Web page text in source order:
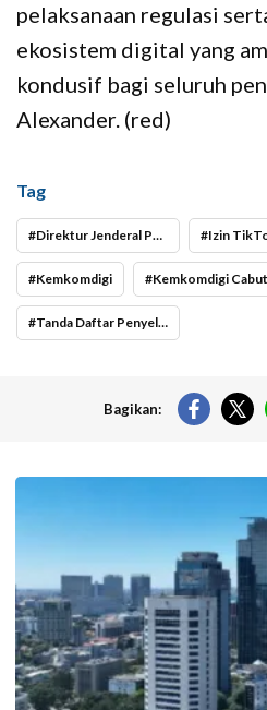
pelaksanaan regulasi
ekosistem digital yang
kondusif bagi seluruh
Alexander. (red)
Tag
Direktur Jenderal Pengawasan Ruang Digital Alexander Sabar Izin
Kemkomdigi Kemkomdigi Cabut Pembekuan Sementara TikTok
Tanda Daftar Penyelenggara Sistem Elektronik TikTok
Bagikan: